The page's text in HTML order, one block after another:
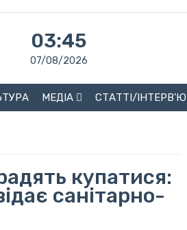
03:45
07/08/2026
МЕДІА СТАТТІ/ІНТЕРВ'Ю
купатися:
санітарно-